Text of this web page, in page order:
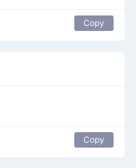
Copy
Copy